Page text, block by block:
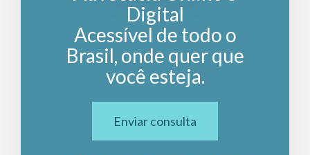
Digital
Acessível de todo o
Brasil, onde quer que
você esteja.
Enviar consulta